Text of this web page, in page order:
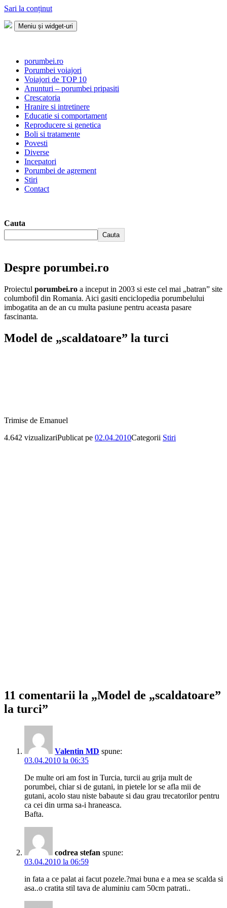
Sari la conținut
Meniu și widget-uri
porumbei.ro
Porumbei voiajori
Voiajori de TOP 10
Anunturi – porumbei pripasiti
Crescatoria
Hranire si intretinere
Educatie si comportament
Reproducere si genetica
Boli si tratamente
Povesti
Diverse
Incepatori
Porumbei de agrement
Stiri
Contact
Cauta
Cauta
Despre porumbei.ro
Proiectul porumbei.ro a inceput in 2003 si este cel mai „batran” site
columbofil din Romania. Aici gasiti enciclopedia porumbelului
imbogatita an de an cu multa pasiune pentru aceasta pasare
fascinanta.
Model de „scaldatoare” la turci
Trimise de Emanuel
4.642 vizualizariPublicat pe 02.04.2010Categorii Stiri
11 comentarii la „Model de „scaldatoare”
la turci”
Valentin MD spune:
03.04.2010 la 06:35
De multe ori am fost in Turcia, turcii au grija mult de
porumbei, chiar si de gutani, in pietele lor se afla mii de
gutani, acolo stau niste babaute si dau grau trecatorilor pentru
ca cei din urma sa-i hraneasca.
Bafta.
codrea stefan spune:
03.04.2010 la 06:59
in fata a ce palat ai facut pozele.?mai buna e a mea se scalda si
asa..o cratita stil tava de aluminiu cam 50cm patrati..